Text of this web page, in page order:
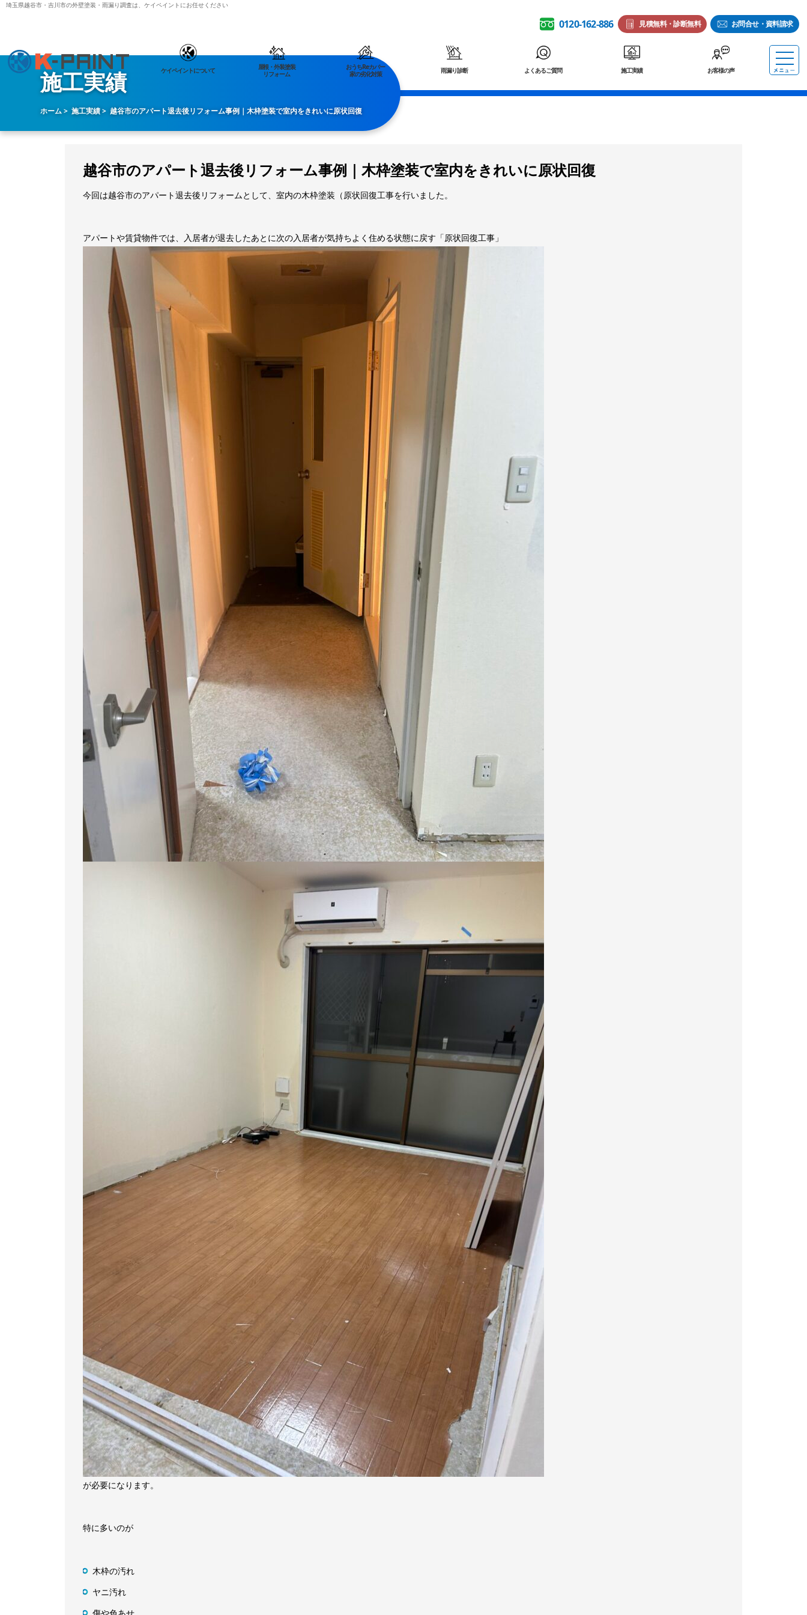
埼玉県越谷市・吉川市の外壁塗装・雨漏り調査は、ケイペイントにお任せください
ケイペイントについて
屋根・外装塗装
リフォーム
おうちReカバー
家の劣化対策
雨漏り診断 よくあるご質問 施工実績 お客様の声
施工実績
ホーム 施工実績 越谷市のアパート退去後リフォーム事例｜木枠塗装で室内をきれいに原状回復
越谷市のアパート退去後リフォーム事例｜木枠塗装で室内をきれいに原状回復
今回は越谷市のアパート退去後リフォームとして、室内の木枠塗装（原状回復工事を行いました。
アパートや賃貸物件では、入居者が退去したあとに次の入居者が気持ちよく住める状態に戻す「原状回復工事」
が必要になります。
特に多いのが
木枠の汚れ
ヤニ汚れ
0120-162-886 見積無料・診断無料 お問合せ・資料請求